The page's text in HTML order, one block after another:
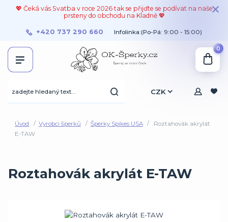
💖 Čeká vás Svatba v roce 2026 tak se přijďte se podívat na naše
prsteny do obchodu na Kladně 💖
CZK
+420 737 290 660 Infolinka:(Po-Pá: 9:00 - 15:00)
0
Úvod Vyrobci šperků Šperky Spikes USA
Roztahovák akrylát
E-TAW
Roztahovák akrylát E-TAW